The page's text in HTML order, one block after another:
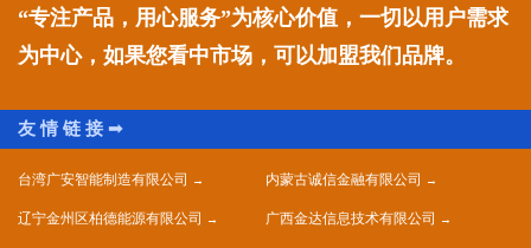
“专注产品，用心服务”为核心价值，一切以用户需求
为中心，如果您看中市场，可以加盟我们品牌。
台湾广安智能制造有限公司 内蒙古诚信金融有限公司
辽宁金州区柏德能源有限公司 广西金达信息技术有限公司